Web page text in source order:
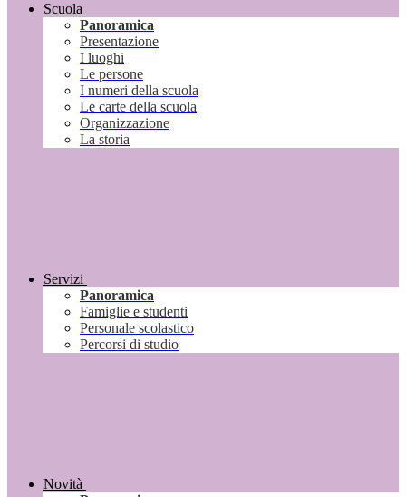
Scuola
Panoramica
Presentazione
I luoghi
Le persone
I numeri della scuola
Le carte della scuola
Organizzazione
La storia
Servizi
Panoramica
Famiglie e studenti
Personale scolastico
Percorsi di studio
Novità